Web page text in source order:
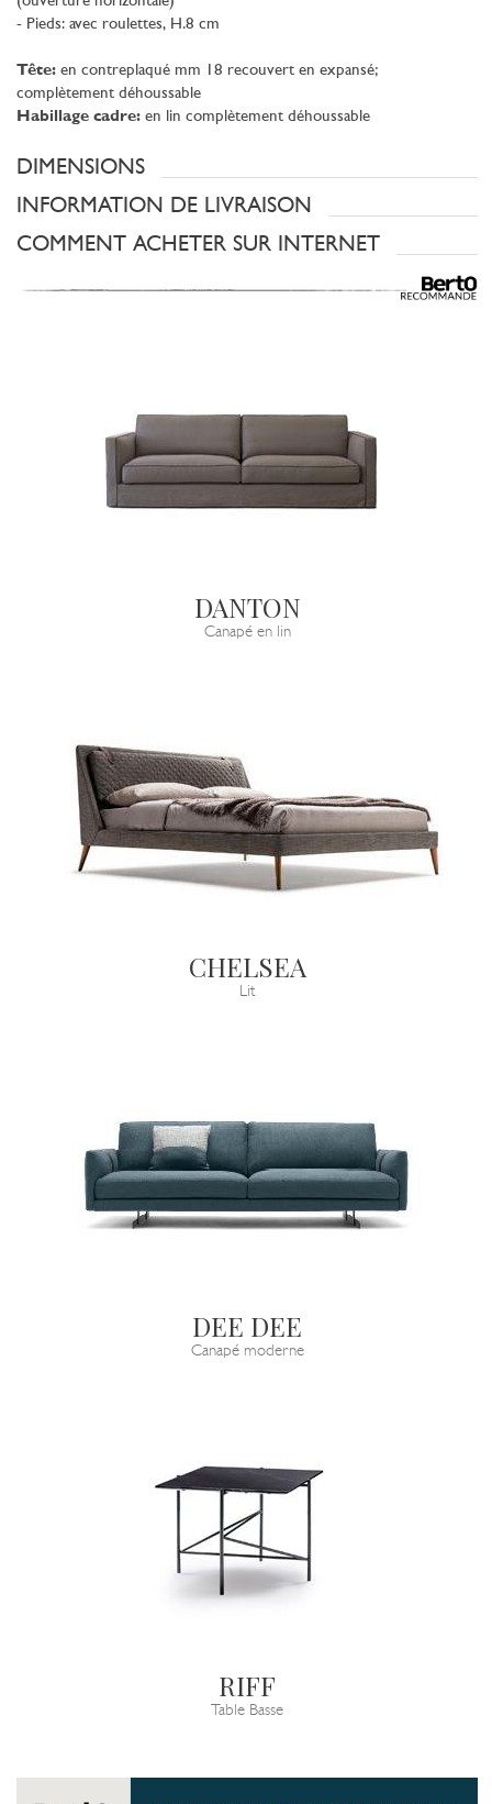
- Pieds: avec roulettes, H.8 cm
Tête: en contreplaqué mm 18 recouvert en expansé;
complètement déhoussable
Habillage cadre: en lin complètement déhoussable
DIMENSIONS
INFORMATION DE LIVRAISON
COMMENT ACHETER SUR INTERNET
DANTON
Canapé en lin
CHELSEA
Lit
DEE DEE
Canapé moderne
RIFF
Table Basse